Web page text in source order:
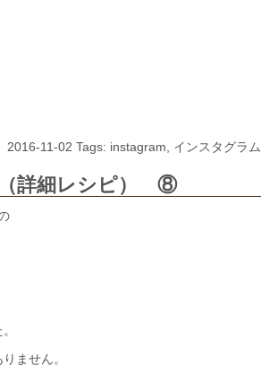
2016-11-02 Tags: instagram, インスタグラム
（詳細レシピ） ⑧
ません。